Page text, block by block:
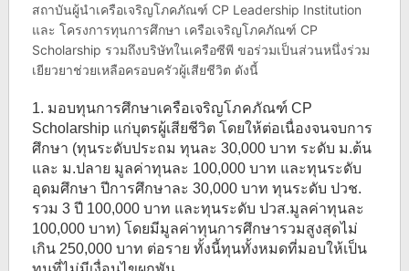
สถาบันผู้นำเครือเจริญโภคภัณฑ์ CP Leadership Institution
และ โครงการทุนการศึกษา เครือเจริญโภคภัณฑ์ CP
Scholarship รวมถึงบริษัทในเครือซีพี ขอร่วมเป็นส่วนหนึ่งร่วม
เยียวยาช่วยเหลือครอบครัวผู้เสียชีวิต ดังนี้
1. มอบทุนการศึกษาเครือเจริญโภคภัณฑ์ CP
Scholarship แก่บุตรผู้เสียชีวิต โดยให้ต่อเนื่องจนจบการ
ศึกษา (ทุนระดับประถม ทุนละ 30,000 บาท ระดับ ม.ต้น
และ ม.ปลาย มูลค่าทุนละ 100,000 บาท และทุนระดับ
อุดมศึกษา ปีการศึกษาละ 30,000 บาท ทุนระดับ ปวช.
รวม 3 ปี 100,000 บาท และทุนระดับ ปวส.มูลค่าทุนละ
100,000 บาท) โดยมีมูลค่าทุนการศึกษารวมสูงสุดไม่
เกิน 250,000 บาท ต่อราย ทั้งนี้ทุนทั้งหมดที่มอบให้เป็น